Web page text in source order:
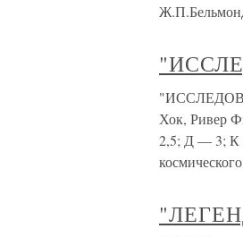
Хок, Ривер
2,5; Д — 3; К